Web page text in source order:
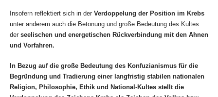
Insofern reflektiert sich in der Verdoppelung der Position im Krebs
unter anderem auch die Betonung und große Bedeutung des Kultes
der seelischen und energetischen Rückverbindung mit den Ahnen
und Vorfahren.
In Bezug auf die große Bedeutung des Konfuzianismus für die
Begründung und Tradierung einer langfristig stabilen nationalen
Religion, Philosophie, Ethik und National-Kultes stellt die